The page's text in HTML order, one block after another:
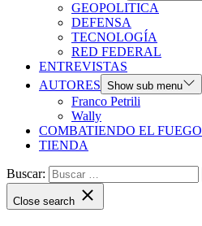
GEOPOLITICA
DEFENSA
TECNOLOGÍA
RED FEDERAL
ENTREVISTAS
AUTORES Show sub menu
Franco Petrili
Wally
COMBATIENDO EL FUEGO
TIENDA
Buscar:
Close search